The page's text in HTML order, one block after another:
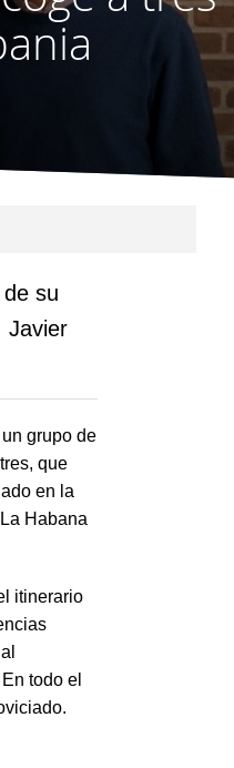
su
Javier
grupo de
que
en la
Habana
itinerario
todo el